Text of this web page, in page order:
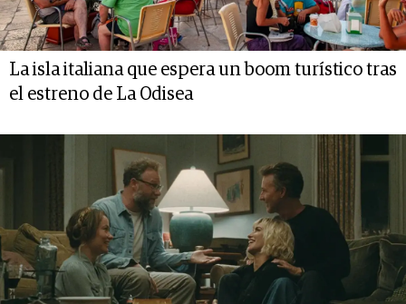
La isla italiana que espera un boom turístico tras
el estreno de La Odisea